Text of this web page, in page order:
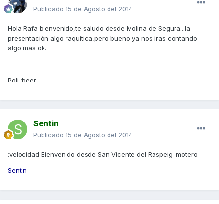
Publicado 15 de Agosto del 2014
Hola Rafa bienvenido,te saludo desde Molina de Segura...la
presentación algo raquítica,pero bueno ya nos iras contando
algo mas ok.
Poli :beer
Sentin
Publicado 15 de Agosto del 2014
:velocidad Bienvenido desde San Vicente del Raspeig :motero
Sentin